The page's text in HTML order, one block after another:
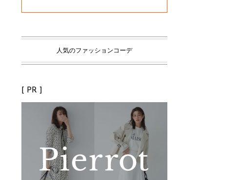
人気のファッションコーデ
[ PR ]